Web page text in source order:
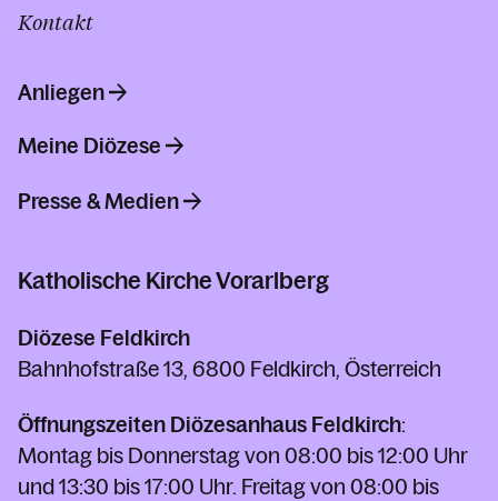
Kontakt
Anliegen
Meine Diözese
Presse & Medien
Katholische Kirche Vorarlberg
Diözese Feldkirch
Bahnhofstraße 13, 6800 Feldkirch, Österreich
Öffnungszeiten Diözesanhaus Feldkirch:
Montag bis Donnerstag von 08:00 bis 12:00 Uhr
und 13:30 bis 17:00 Uhr. Freitag von 08:00 bis